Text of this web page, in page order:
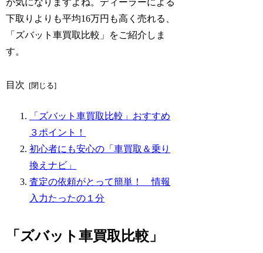
下取りよりも平均16万円も高く売れる、
「ズバット車買取比較」をご紹介しま
す。
目次
「ズバット車買取比較」おすすめ
３ポイント！
初心者にも安心の「車買取＆乗り
換えナビ」
査定の依頼がとって簡単！ 情報
入力たったの１分
「ズバット車買取比較」